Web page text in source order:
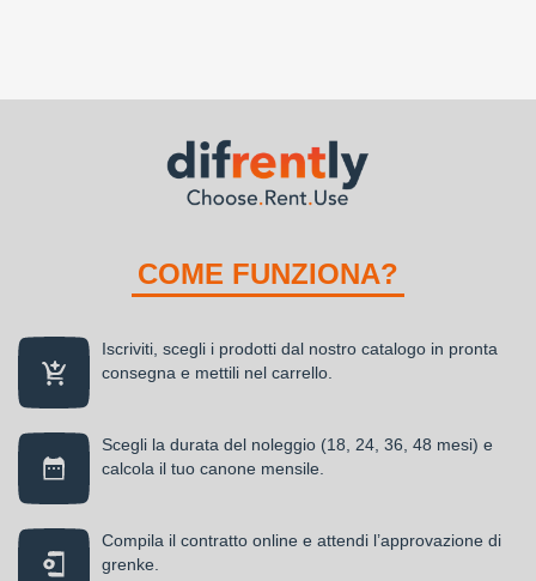
COME FUNZIONA?
Iscriviti, scegli i prodotti dal nostro catalogo in pronta
consegna e mettili nel carrello.
Scegli la durata del noleggio (18, 24, 36, 48 mesi) e
calcola il tuo canone mensile.
Compila il contratto online e attendi l’approvazione di
grenke.